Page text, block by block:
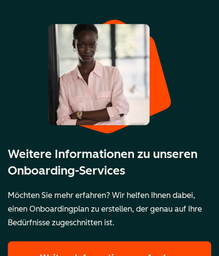
Weitere Informationen zu unseren
Onboarding-Services
Möchten Sie mehr erfahren? Wir helfen Ihnen dabei,
einen Onboardingplan zu erstellen, der genau auf Ihre
Bedürfnisse zugeschnitten ist.